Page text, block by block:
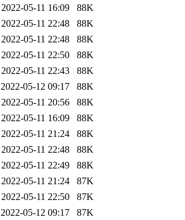
2022-05-11 16:09
88K
2022-05-11 22:48
88K
2022-05-11 22:48
88K
2022-05-11 22:50
88K
2022-05-11 22:43
88K
2022-05-12 09:17
88K
2022-05-11 20:56
88K
2022-05-11 16:09
88K
2022-05-11 21:24
88K
2022-05-11 22:48
88K
2022-05-11 22:49
88K
2022-05-11 21:24
87K
2022-05-11 22:50
87K
2022-05-12 09:17
87K